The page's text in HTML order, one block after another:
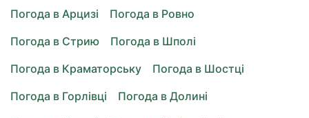
Погода в Арцизі
Погода в Ровно
Погода в Стрию
Погода в Шполі
Погода в Краматорську
Погода в Шостці
Погода в Горлівці
Погода в Долині